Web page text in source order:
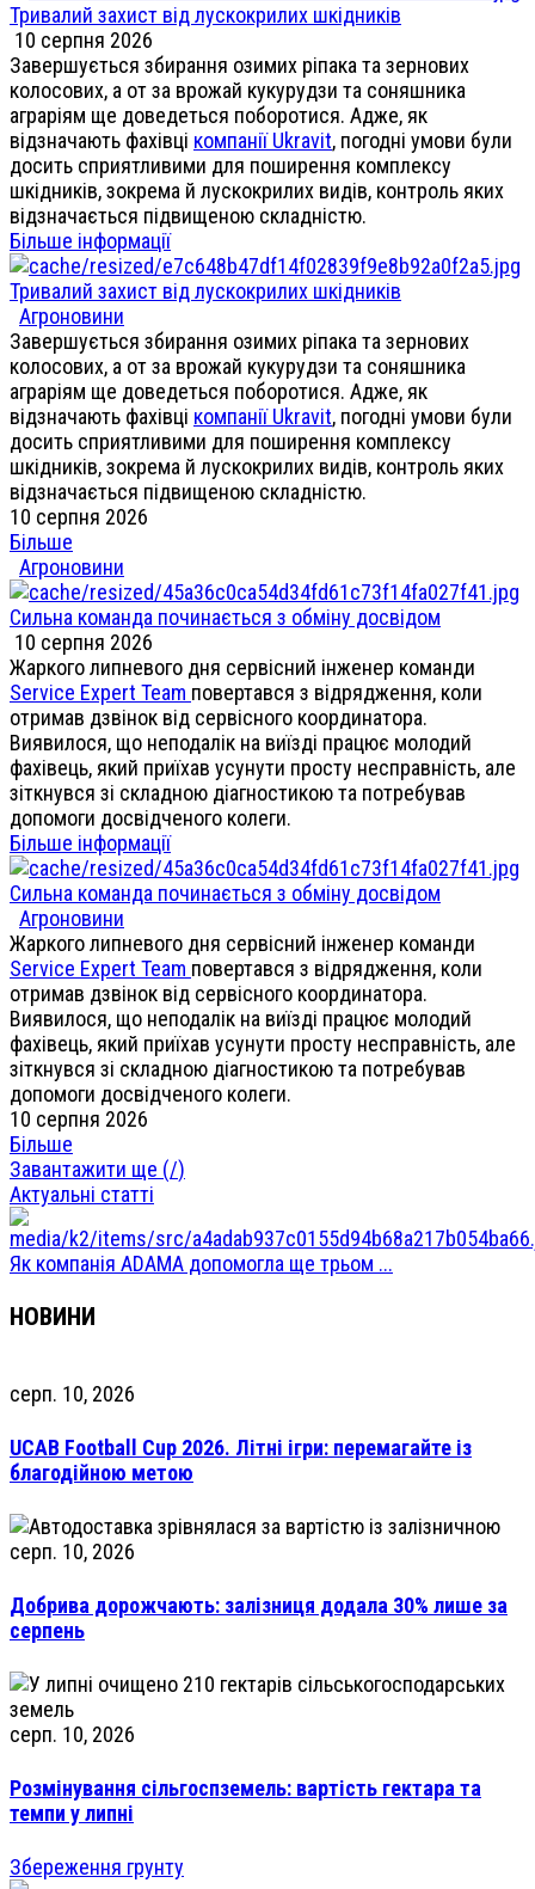
Тривалий захист від лускокрилих шкідників
10 серпня 2026
Завершується збирання озимих ріпака та зернових
колосових, а от за врожай кукурудзи та соняшника
аграріям ще доведеться поборотися. Адже, як
відзначають фахівці компанії Ukravit, погодні умови були
досить сприятливими для поширення комплексу
шкідників, зокрема й лускокрилих видів, контроль яких
відзначається підвищеною складністю.
Більше інформації
Тривалий захист від лускокрилих шкідників
Агроновини
Завершується збирання озимих ріпака та зернових
колосових, а от за врожай кукурудзи та соняшника
аграріям ще доведеться поборотися. Адже, як
відзначають фахівці компанії Ukravit, погодні умови були
досить сприятливими для поширення комплексу
шкідників, зокрема й лускокрилих видів, контроль яких
відзначається підвищеною складністю.
10 серпня 2026
Більше
Агроновини
Сильна команда починається з обміну досвідом
10 серпня 2026
Жаркого липневого дня сервісний інженер команди
Service Expert Team повертався з відрядження, коли
отримав дзвінок від сервісного координатора.
Виявилося, що неподалік на виїзді працює молодий
фахівець, який приїхав усунути просту несправність, але
зіткнувся зі складною діагностикою та потребував
допомоги досвідченого колеги.
Більше інформації
Сильна команда починається з обміну досвідом
Агроновини
Жаркого липневого дня сервісний інженер команди
Service Expert Team повертався з відрядження, коли
отримав дзвінок від сервісного координатора.
Виявилося, що неподалік на виїзді працює молодий
фахівець, який приїхав усунути просту несправність, але
зіткнувся зі складною діагностикою та потребував
допомоги досвідченого колеги.
10 серпня 2026
Більше
Завантажити ще (/)
Актуальні статті
Як компанія ADAMA допомогла ще трьом ...
НОВИНИ
серп. 10, 2026
UCAB Football Cup 2026. Літні ігри: перемагайте із
благодійною метою
серп. 10, 2026
Добрива дорожчають: залізниця додала 30% лише за
серпень
серп. 10, 2026
Розмінування сільгоспземель: вартість гектара та
темпи у липні
Збереження грунту